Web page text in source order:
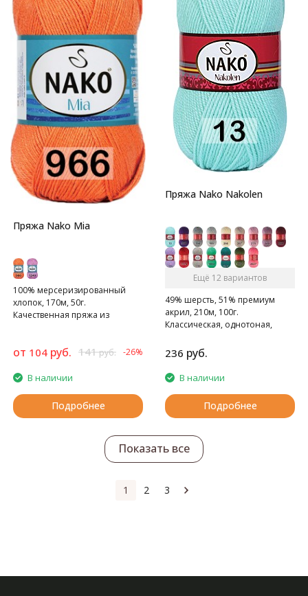
Пряжа Nako Mia
100% мерсеризированный
хлопок, 170м, 50г.
Качественная пряжа из
от 104 руб. 141руб. -26%
В наличии
Подробнее
Пряжа Nako Nakolen
Ещё 12 вариантов
49% шерсть, 51% премиум
акрил, 210м, 100г.
Классическая, однотоная,
236 руб.
В наличии
Подробнее
Показать все
1 2 3